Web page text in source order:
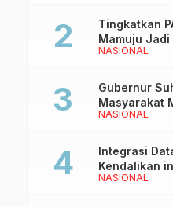
NASIONAL
Tingkatkan
Mamuju
Bersama
NASIONAL
Gubernur
Masyarakat
Manakarra
NASIONAL
Integrasi
Kendalikan
Sulbar